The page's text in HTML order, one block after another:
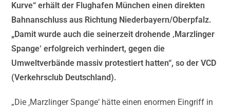
Kurve“ erhält der Flughafen München einen direkten
Bahnanschluss aus Richtung Niederbayern/Oberpfalz.
„Damit wurde auch die seinerzeit drohende ‚Marzlinger
Spange‘ erfolgreich verhindert, gegen die
Umweltverbände massiv protestiert hatten“, so der VCD
(Verkehrsclub Deutschland).
„Die ‚Marzlinger Spange‘ hätte einen enormen Eingriff in